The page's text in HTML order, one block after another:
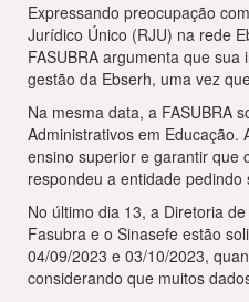
Expressando preocupação
Jurídico Único (RJU) na rede
FASUBRA argumenta que
gestão da Ebserh, uma vez
Na mesma data, a FASUBRA
Administrativos em Educação.
ensino superior e garantir que
respondeu a entidade
No último dia 13, a Diretoria
Fasubra e o Sinasefe estão
04/09/2023 e 03/10/2023,
considerando que muitos